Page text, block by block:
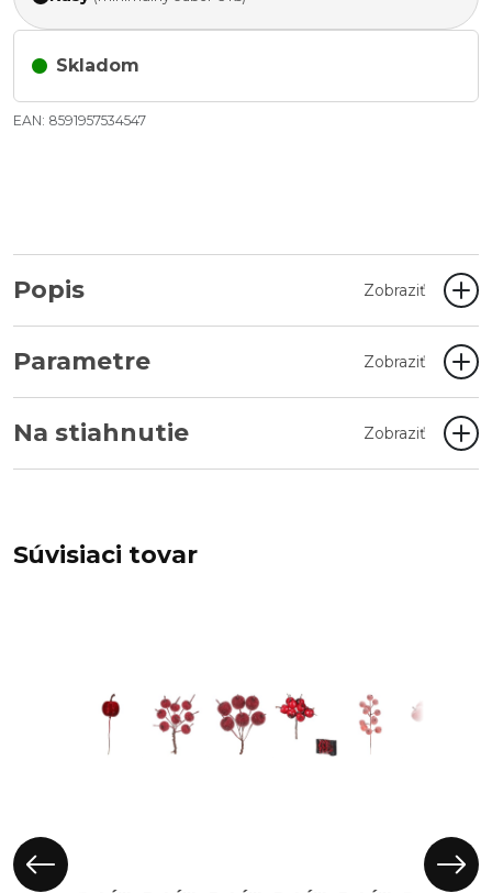
Skladom
EAN: 8591957534547
Popis Zobraziť
Parametre Zobraziť
Na stiahnutie Zobraziť
Súvisiaci tovar